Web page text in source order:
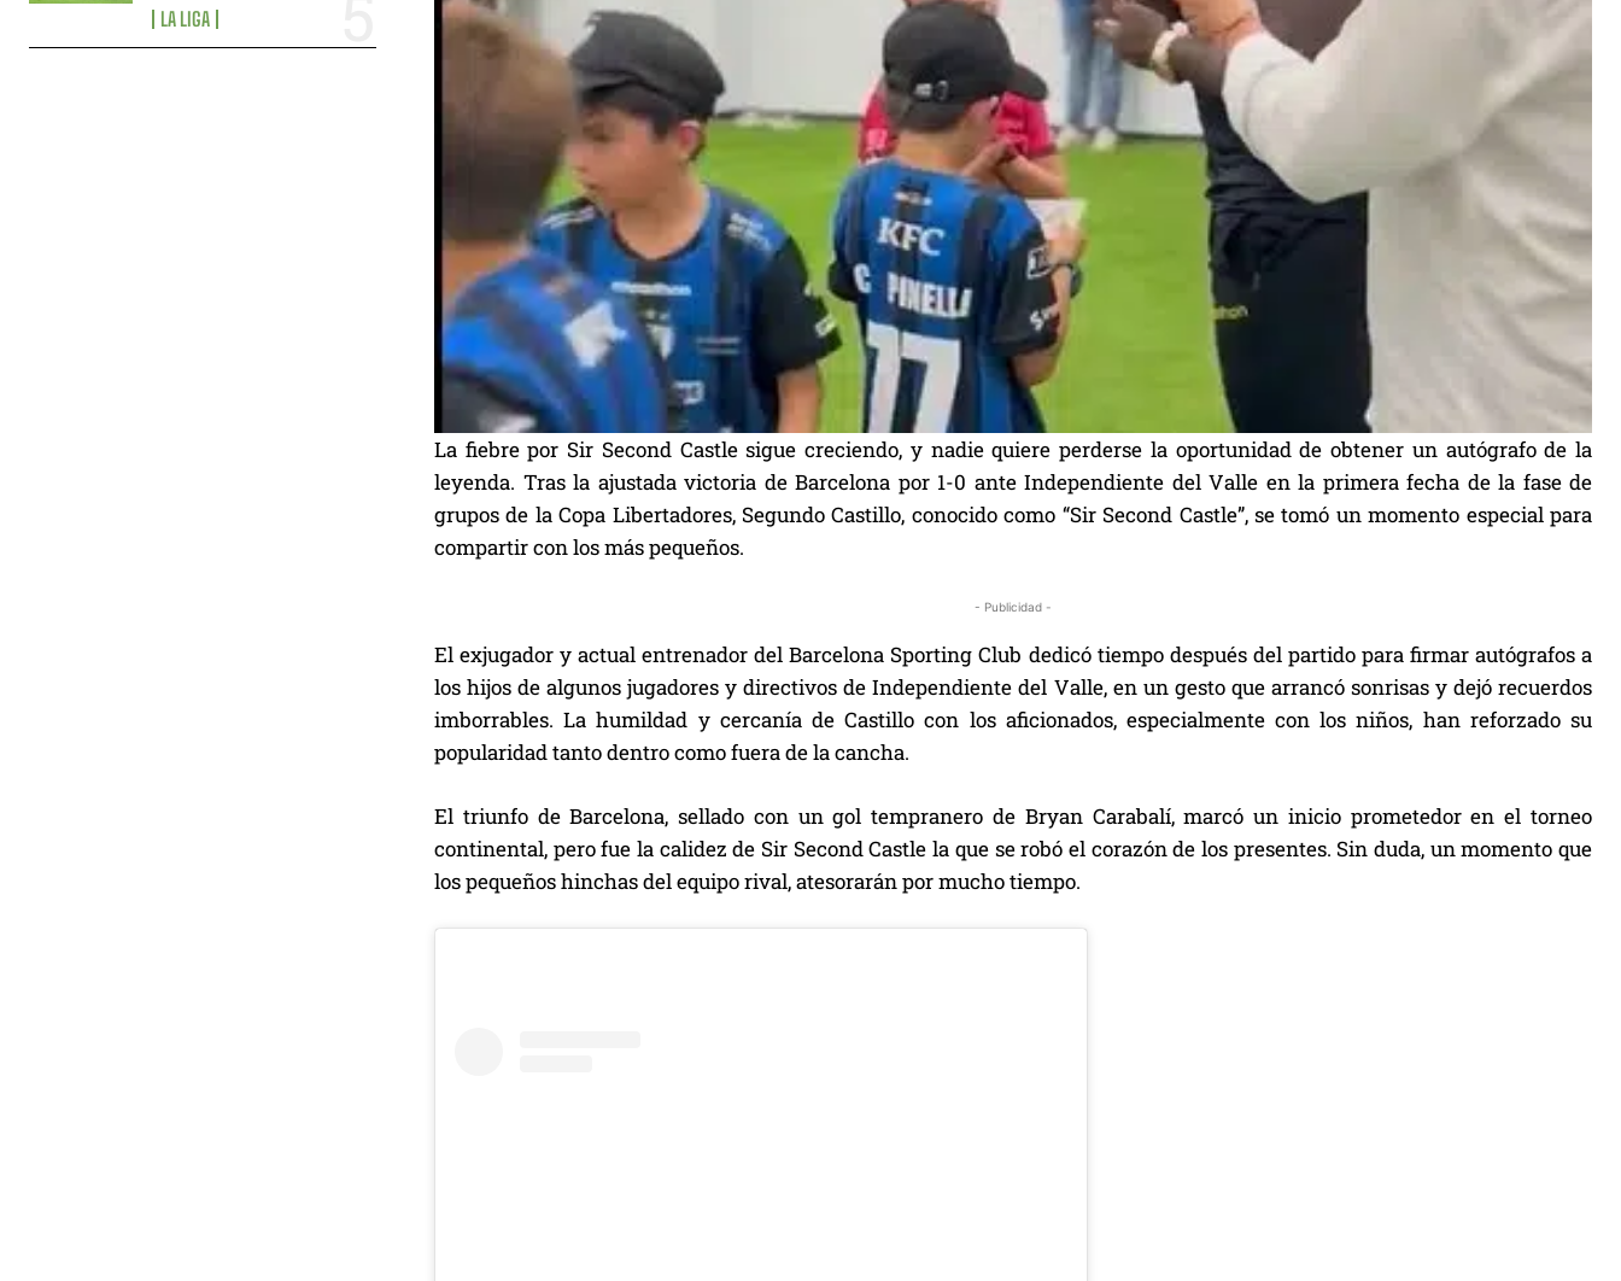
LA LIGA
La fiebre por Sir Second Castle sigue creciendo, y nadie quiere perderse la oportunidad de obtener un autógrafo de la
leyenda. Tras la ajustada victoria de Barcelona por 1-0 ante Independiente del Valle en la primera fecha de la fase de
grupos de la Copa Libertadores, Segundo Castillo, conocido como “Sir Second Castle”, se tomó un momento especial para
compartir con los más pequeños.
- Publicidad -
El exjugador y actual entrenador del Barcelona Sporting Club dedicó tiempo después del partido para firmar autógrafos a
los hijos de algunos jugadores y directivos de Independiente del Valle, en un gesto que arrancó sonrisas y dejó recuerdos
imborrables. La humildad y cercanía de Castillo con los aficionados, especialmente con los niños, han reforzado su
popularidad tanto dentro como fuera de la cancha.
El triunfo de Barcelona, sellado con un gol tempranero de Bryan Carabalí, marcó un inicio prometedor en el torneo
continental, pero fue la calidez de Sir Second Castle la que se robó el corazón de los presentes. Sin duda, un momento que
los pequeños hinchas del equipo rival, atesorarán por mucho tiempo.